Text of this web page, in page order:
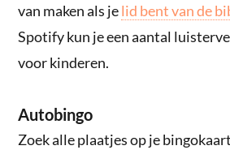
van maken als jelid bent van de
Spotify kun je een aantal
voor kinderen.
Autobingo
Zoek alle plaatjes op je